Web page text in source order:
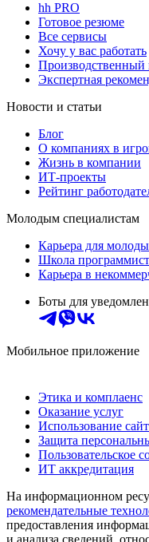
hh PRO
Готовое резюме
Все сервисы
Хочу у вас работать
Производственный
Экспертная
Новости и статьи
Блог
О компаниях в
Жизнь в компании
ИТ-проекты
Рейтинг
Молодым специалистам
Карьера для
Школа
Карьера в
Боты для
Мобильное приложение
Этика и комплаенс
Оказание услуг
Использование
Защита
Пользовательское
ИТ аккредитация
На информационном
рекомендательные
предоставления
и анализа сведений,